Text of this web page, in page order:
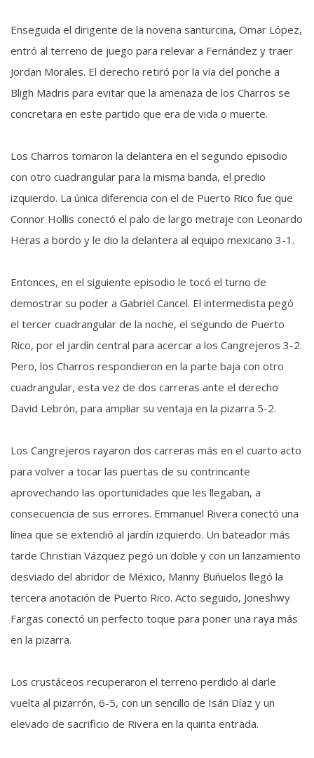
Enseguida el dirigente de la novena santurcina, Omar López,
entró al terreno de juego para relevar a Fernández y traer
Jordan Morales. El derecho retiró por la vía del ponche a
Bligh Madris para evitar que la amenaza de los Charros se
concretara en este partido que era de vida o muerte.
Los Charros tomaron la delantera en el segundo episodio
con otro cuadrangular para la misma banda, el predio
izquierdo. La única diferencia con el de Puerto Rico fue que
Connor Hollis conectó el palo de largo metraje con Leonardo
Heras a bordo y le dio la delantera al equipo mexicano 3-1.
Entonces, en el siguiente episodio le tocó el turno de
demostrar su poder a Gabriel Cancel. El intermedista pegó
el tercer cuadrangular de la noche, el segundo de Puerto
Rico, por el jardín central para acercar a los Cangrejeros 3-2.
Pero, los Charros respondieron en la parte baja con otro
cuadrangular, esta vez de dos carreras ante el derecho
David Lebrón, para ampliar su ventaja en la pizarra 5-2.
Los Cangrejeros rayaron dos carreras más en el cuarto acto
para volver a tocar las puertas de su contrincante
aprovechando las oportunidades que les llegaban, a
consecuencia de sus errores. Emmanuel Rivera conectó una
línea que se extendió al jardín izquierdo. Un bateador más
tarde Christian Vázquez pegó un doble y con un lanzamiento
desviado del abridor de México, Manny Buñuelos llegó la
tercera anotación de Puerto Rico. Acto seguido, Joneshwy
Fargas conectó un perfecto toque para poner una raya más
en la pizarra.
Los crustáceos recuperaron el terreno perdido al darle
vuelta al pizarrón, 6-5, con un sencillo de Isán Díaz y un
elevado de sacrificio de Rivera en la quinta entrada.